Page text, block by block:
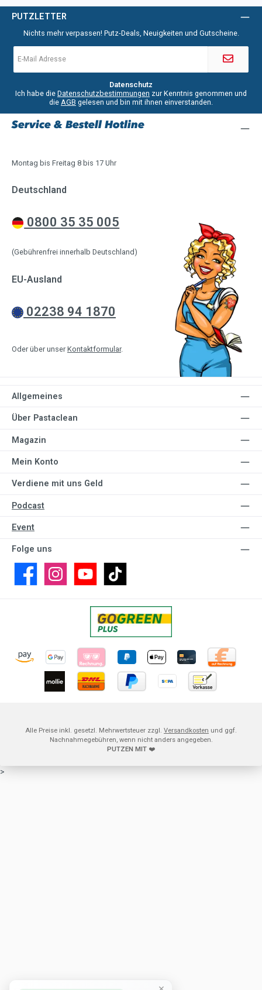
PUTZLETTER
Nichts mehr verpassen! Putz-Deals, Neuigkeiten und Gutscheine.
Mail-
*
Datenschutz
Ich habe die Datenschutzbestimmungen zur Kenntnis genommen und
die AGB gelesen und bin mit ihnen einverstanden.
Service & Bestell Hotline
Montag bis Freitag 8 bis 17 Uhr
Deutschland
0800 35 35 005
(Gebührenfrei innerhalb Deutschland)
EU-Ausland
02238 94 1870
Oder über unser Kontaktformular.
Allgemeines
Über Pastaclean
Magazin
Mein Konto
Verdiene mit uns Geld
Podcast
Event
Folge uns
FacebookInstagramYouTubeTikTok
Alle Preise inkl. gesetzl. Mehrwertsteuer zzgl. Versandkosten und ggf.
Nachnahmegebühren, wenn nicht anders angegeben.
PUTZEN MIT ❤️
>